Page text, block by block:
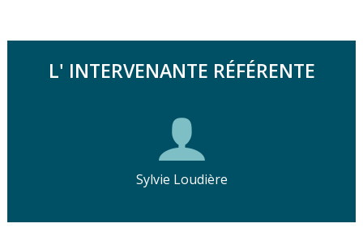
L' INTERVENANTE RÉFÉRENTE
Sylvie Loudière